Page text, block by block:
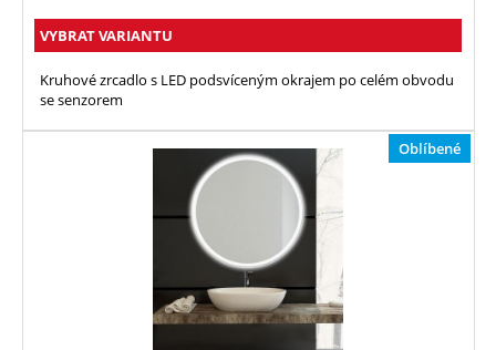
VYBRAT VARIANTU
Kruhové zrcadlo s LED podsvíceným okrajem po celém obvodu
se senzorem
Oblíbené